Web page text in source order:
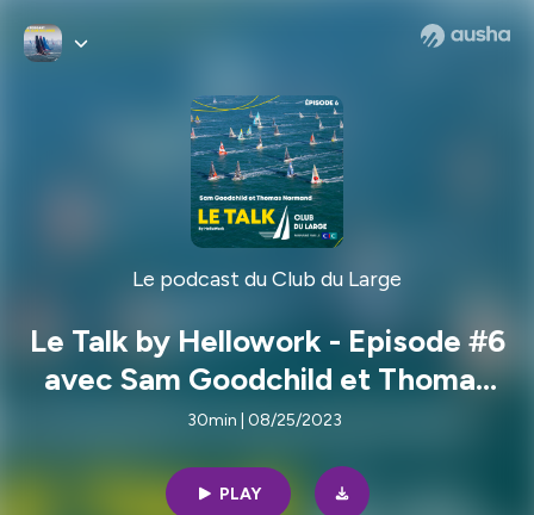
Le podcast du Club du Large
Le Talk by Hellowork - Episode #6
avec Sam Goodchild et Thomas
Normand
30min | 08/25/2023
PLAY